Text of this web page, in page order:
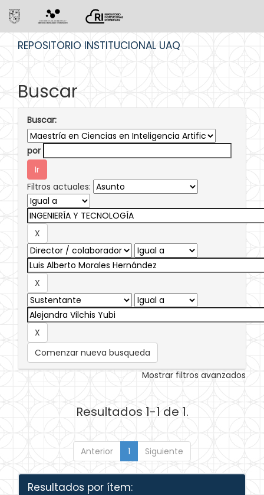
REPOSITORIO INSTITUCIONAL UAQ
Buscar
Buscar:
por
Filtros actuales:
Comenzar nueva busqueda
Mostrar filtros avanzados
Resultados 1-1 de 1.
Anterior 1 Siguiente
Resultados por ítem: